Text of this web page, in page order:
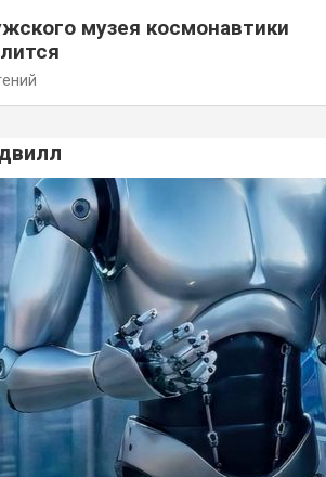
музея космонавтики